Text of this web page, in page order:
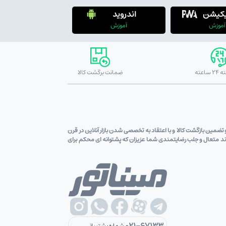
آموزش
اندروید
آموزش
ضمانت برگشت کالا
قیمت کالاو تضمین بازگشت کالا و با اعتقاد به تخصصی شدن بازار آنلاین در قرن
متعال و جلب رضایتمندی شما عزیزان که پشتوانه ای محکم برای